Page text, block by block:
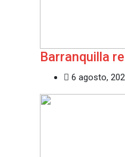
Barranquilla
6 agosto,